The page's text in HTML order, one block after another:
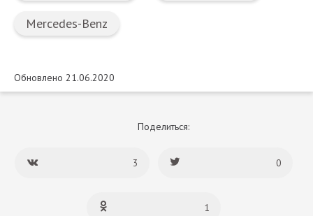
Mercedes-Benz
Обновлено 21.06.2020
Поделиться:
3 0
1